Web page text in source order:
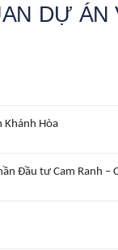
DỰ ÁN
Khánh Hòa
Đầu tư Cam Ranh –